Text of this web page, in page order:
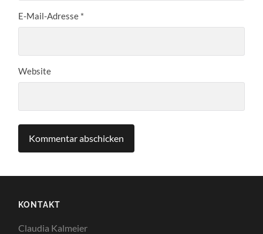
E-Mail-Adresse *
Website
KONTAKT
Claudia Kalmeier